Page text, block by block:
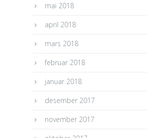
mai 2018
april 2018
mars 2018
februar 2018
januar 2018
desember 2017
november 2017